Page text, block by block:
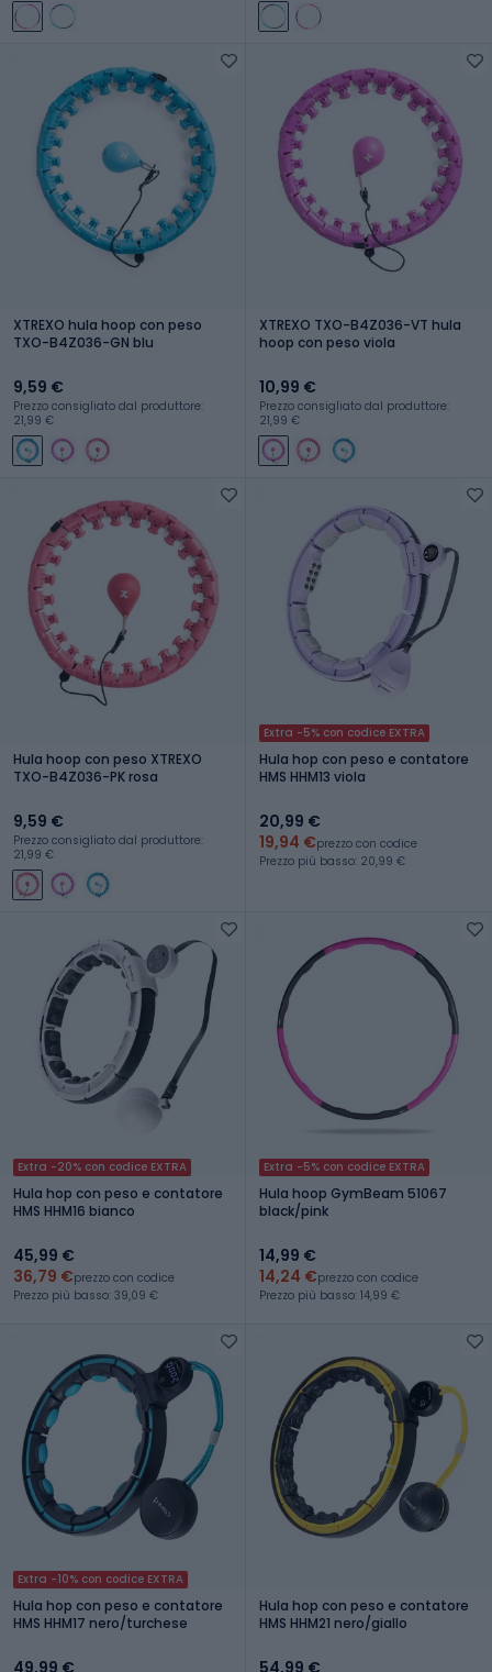
XTREXO hula hoop con peso
TXO-B4Z036-GN blu
9,59 €
Prezzo consigliato dal produttore:
21,99 €
XTREXO TXO-B4Z036-VT hula
hoop con peso viola
10,99 €
Prezzo consigliato dal produttore:
21,99 €
Hula hoop con peso XTREXO
TXO-B4Z036-PK rosa
9,59 €
Prezzo consigliato dal produttore:
21,99 €
Extra -5% con codice EXTRA
Hula hop con peso e contatore
HMS HHM13 viola
20,99 €
19,94 €prezzo con codice
Prezzo più basso: 20,99 €
Extra -20% con codice EXTRA
Hula hop con peso e contatore
HMS HHM16 bianco
45,99 €
36,79 €prezzo con codice
Prezzo più basso: 39,09 €
Extra -5% con codice EXTRA
Hula hoop GymBeam 51067
black/pink
14,99 €
14,24 €prezzo con codice
Prezzo più basso: 14,99 €
Extra -10% con codice EXTRA
Hula hop con peso e contatore
HMS HHM17 nero/turchese
49,99 €
Hula hop con peso e contatore
HMS HHM21 nero/giallo
54,99 €